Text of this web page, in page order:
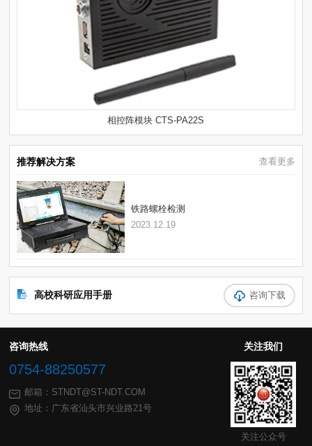
相控阵模块 CTS-PA22S
推荐解决方案 查看更多
铁路螺栓检测
2023.12.19
高校科研应用手册 咨询下载
咨询热线
0754-88250577
邮箱：STNDT@ST-NDT.COM
地址：广东省汕头市兴业路21号
关注我们
关注公众号